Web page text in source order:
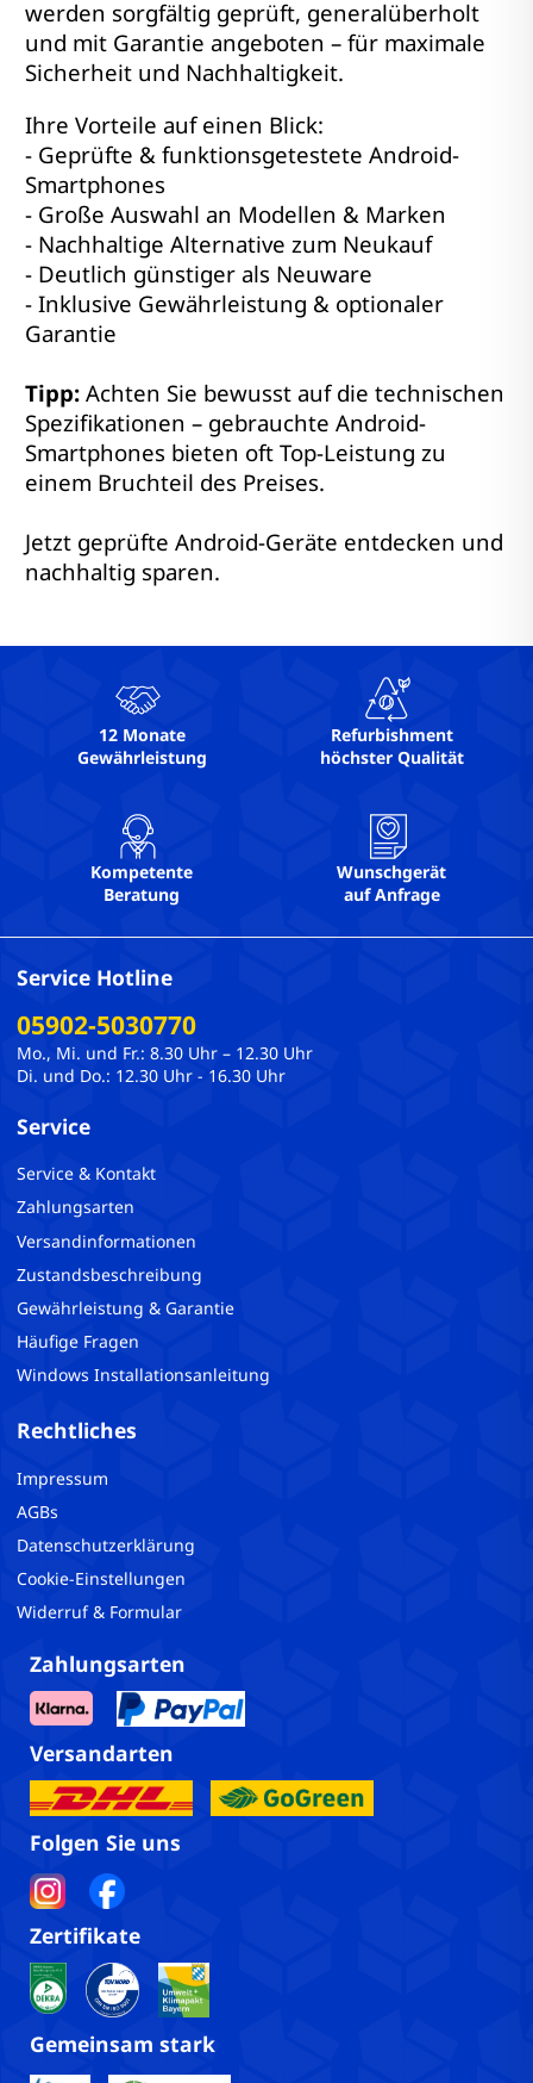
werden sorgfältig geprüft, generalüberholt
und mit Garantie angeboten – für maximale
Sicherheit und Nachhaltigkeit.
Ihre Vorteile auf einen Blick:
- Geprüfte & funktionsgetestete Android-
Smartphones
- Große Auswahl an Modellen & Marken
- Nachhaltige Alternative zum Neukauf
- Deutlich günstiger als Neuware
- Inklusive Gewährleistung & optionaler
Garantie
Tipp: Achten Sie bewusst auf die technischen
Spezifikationen – gebrauchte Android-
Smartphones bieten oft Top-Leistung zu
einem Bruchteil des Preises.
Jetzt geprüfte Android-Geräte entdecken und
nachhaltig sparen.
12 Monate
Gewährleistung
Refurbishment
höchster Qualität
Kompetente
Beratung
Wunschgerät
auf Anfrage
Service Hotline
05902-5030770
Mo., Mi. und Fr.: 8.30 Uhr – 12.30 Uhr
Di. und Do.: 12.30 Uhr - 16.30 Uhr
Service
Service & Kontakt
Zahlungsarten
Versandinformationen
Zustandsbeschreibung
Gewährleistung & Garantie
Häufige Fragen
Windows Installationsanleitung
Rechtliches
Impressum
AGBs
Datenschutzerklärung
Cookie-Einstellungen
Widerruf & Formular
Zahlungsarten
Versandarten
Folgen Sie uns
Zertifikate
Gemeinsam stark